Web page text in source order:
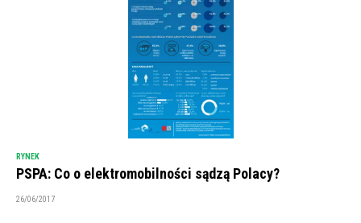
RYNEK
PSPA: Co o elektromobilności sądzą Polacy?
26/06/2017